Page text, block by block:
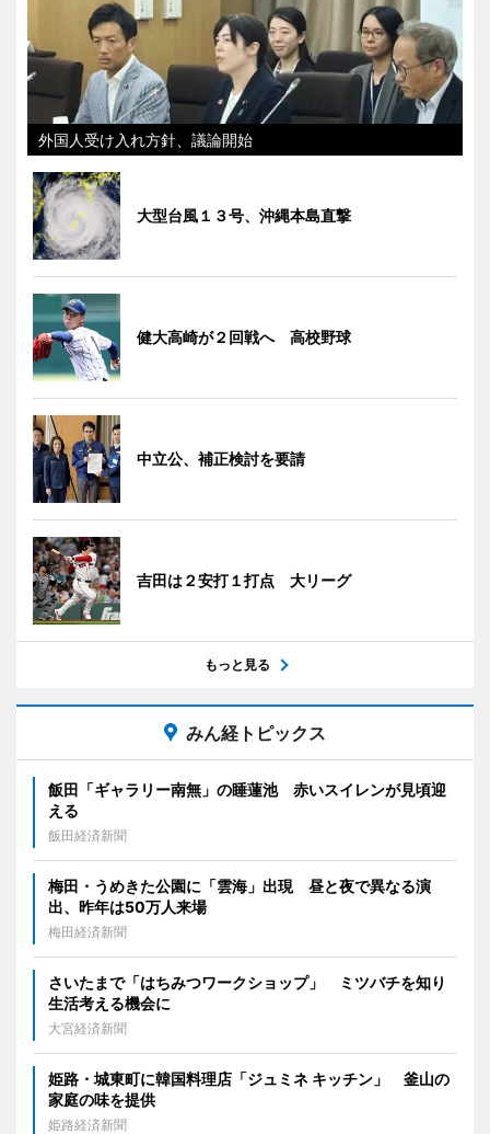
外国人受け入れ方針、議論開始
大型台風１３号、沖縄本島直撃
健大高崎が２回戦へ 高校野球
中立公、補正検討を要請
吉田は２安打１打点 大リーグ
もっと見る
みん経トピックス
飯田「ギャラリー南無」の睡蓮池 赤いスイレンが見頃迎
える
飯田経済新聞
梅田・うめきた公園に「雲海」出現 昼と夜で異なる演
出、昨年は50万人来場
梅田経済新聞
さいたまで「はちみつワークショップ」 ミツバチを知り
生活考える機会に
大宮経済新聞
姫路・城東町に韓国料理店「ジュミネ キッチン」 釜山の
家庭の味を提供
姫路経済新聞